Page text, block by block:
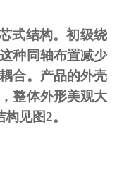
式结构。初级绕
种同轴布置减少
合。产品的外壳
整体外形美观大
构见图2。